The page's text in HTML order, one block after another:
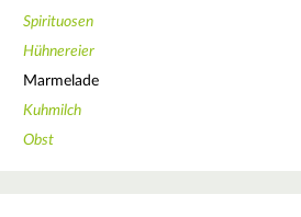
Spirituosen
Hühnereier
Marmelade
Kuhmilch
Obst